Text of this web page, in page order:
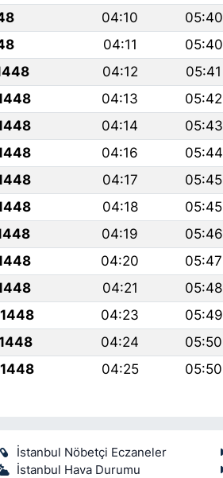
04:10 05:40
04:11 05:40
04:12 05:41
04:13 05:42
04:14 05:43
04:16 05:44
04:17 05:45
04:18 05:45
04:19 05:46
04:20 05:47
04:21 05:48
04:23 05:49
04:24 05:50
04:25 05:50
İstanbul Nöbetçi Eczaneler
İstanbul Hava Durumu